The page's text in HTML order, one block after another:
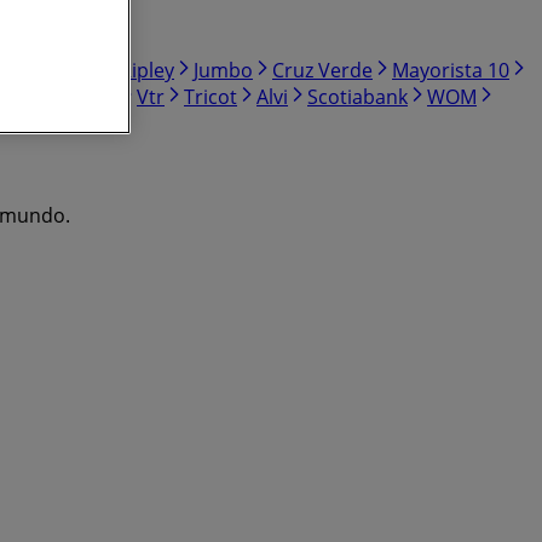
Ripley Jumbo Cruz Verde
Mayorista 10
Vtr Tricot Alvi Scotiabank
WOM